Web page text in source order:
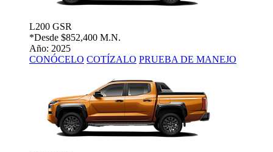
L200 GSR
*Desde $852,400 M.N.
Año: 2025
CONÓCELO COTÍZALO PRUEBA DE MANEJO